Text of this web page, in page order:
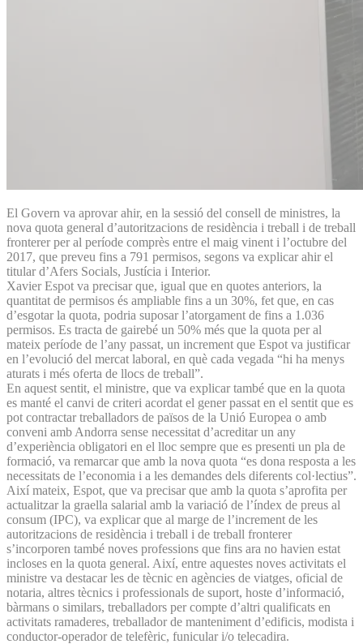
El Govern va aprovar ahir, en la sessió del consell de ministres, la
nova quota general d’autoritzacions de residència i treball i de treball
fronterer per al període comprès entre el maig vinent i l’octubre del
2017, que preveu fins a 791 permisos, segons va explicar ahir el
titular d’Afers Socials, Justícia i Interior.
Xavier Espot va precisar que, igual que en quotes anteriors, la
quantitat de permisos és ampliable fins a un 30%, fet que, en cas
d’esgotar la quota, podria suposar l’atorgament de fins a 1.036
permisos. Es tracta de gairebé un 50% més que la quota per al
mateix període de l’any passat, un increment que Espot va justificar
en l’evolució del mercat laboral, en què cada vegada “hi ha menys
aturats i més oferta de llocs de treball”.
En aquest sentit, el ministre, que va explicar també que en la quota
es manté el canvi de criteri acordat el gener passat en el sentit que es
pot contractar treballadors de països de la Unió Europea o amb
conveni amb Andorra sense necessitat d’acreditar un any
d’experiència obligatori en el lloc sempre que es presenti un pla de
formació, va remarcar que amb la nova quota “es dona resposta a les
necessitats de l’economia i a les demandes dels diferents col·lectius”.
Així mateix, Espot, que va precisar que amb la quota s’aprofita per
actualitzar la graella salarial amb la variació de l’índex de preus al
consum (IPC), va explicar que al marge de l’increment de les
autoritzacions de residència i treball i de treball fronterer
s’incorporen també noves professions que fins ara no havien estat
incloses en la quota general. Així, entre aquestes noves activitats el
ministre va destacar les de tècnic en agències de viatges, oficial de
notaria, altres tècnics i professionals de suport, hoste d’informació,
bàrmans o similars, treballadors per compte d’altri qualificats en
activitats ramaderes, treballador de manteniment d’edificis, modista i
conductor-operador de telefèric, funicular i/o telecadira.